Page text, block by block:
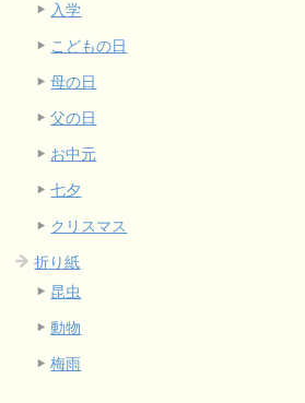
入学
こどもの日
母の日
父の日
お中元
七夕
クリスマス
折り紙
昆虫
動物
梅雨